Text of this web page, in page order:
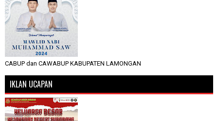
CABUP dan CAWABUP KABUPATEN LAMONGAN
IKLAN UCAPAN